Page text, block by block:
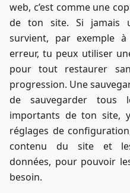
web, c’est comme une
de ton site. Si jamais
survient, par exemple à
erreur, tu peux utiliser
pour tout restaurer
progression. Une
de sauvegarder tous
importants de ton site,
réglages de
contenu du site et
données, pour pouvoir
besoin.